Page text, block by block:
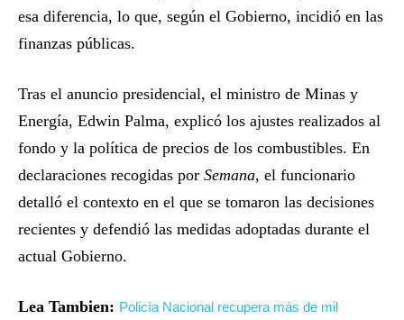
esa diferencia, lo que, según el Gobierno, incidió en las
finanzas públicas.
Tras el anuncio presidencial, el ministro de Minas y
Energía, Edwin Palma, explicó los ajustes realizados al
fondo y la política de precios de los combustibles. En
declaraciones recogidas por Semana, el funcionario
detalló el contexto en el que se tomaron las decisiones
recientes y defendió las medidas adoptadas durante el
actual Gobierno.
Lea Tambien: Policía Nacional recupera más de mil